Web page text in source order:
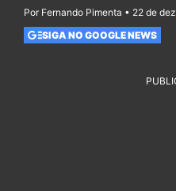
Por Fernando Pimenta • 22 de
SIGA NO GOOGLE NEWS